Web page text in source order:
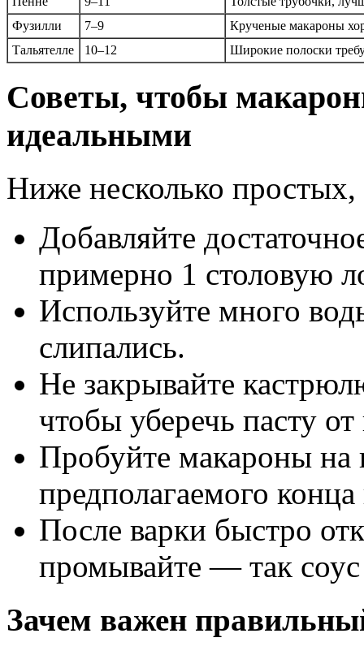
Фузилли
7–9
Крученые макароны
Тальятелле
10–12 Широкие полоски
Советы, чтобы
идеальными
Ниже несколько
Добавляйте
примерно 1 столовую
Используйте много
слипались.
Не закрывайте
чтобы уберечь пасту
Пробуйте макароны на
предполагаемого конца
После варки быстро
промывайте — так
Зачем важен